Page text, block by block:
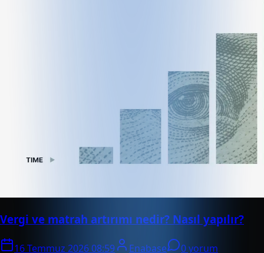
Vergi ve matrah artırımı nedir? Nasıl yapılır?
16 Temmuz 2026 08:59 Enabase
0 yorum